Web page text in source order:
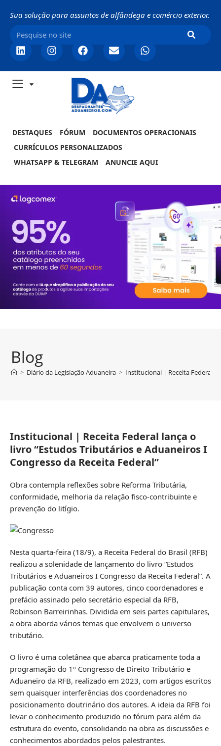
Sua solução para assuntos de alfândega e comércio exterior.
DESTAQUES FÓRUM
DOCUMENTOS OPERACIONAIS
CURRÍCULOS PERSONALIZADOS
WHATSAPP & TELEGRAM
ANUNCIE AQUI
Blog
> Diário da Legislação Aduaneira > Institucional | Receita Federal
Institucional | Receita Federal lança o
livro “Estudos Tributários e Aduaneiros I
Congresso da Receita Federal”
Obra contempla reflexões sobre Reforma Tributária,
conformidade, melhoria da relação fisco-contribuinte e
prevenção do litígio.
Nesta quarta-feira (18/9), a Receita Federal do Brasil (RFB)
realizou a solenidade de lançamento do livro “Estudos
Tributários e Aduaneiros I Congresso da Receita Federal”. A
publicação conta com 39 autores, cinco coordenadores e
prefácio assinado pelo secretário especial da RFB,
Robinson Barreirinhas. Dividida em seis partes capitulares,
a obra aborda vários temas que envolvem o universo
tributário.
O livro é uma coletânea que abarca praticamente toda a
programação do 1º Congresso de Direito Tributário e
Aduaneiro da RFB, realizado em 2023, com artigos escritos
sem quaisquer interferências dos coordenadores no
posicionamento doutrinário dos autores. A ideia da RFB foi
levar o conhecimento produzido no fórum para além da
estrutura do evento, consolidando na obra as discussões e
conhecimentos abordados pelos palestrantes.